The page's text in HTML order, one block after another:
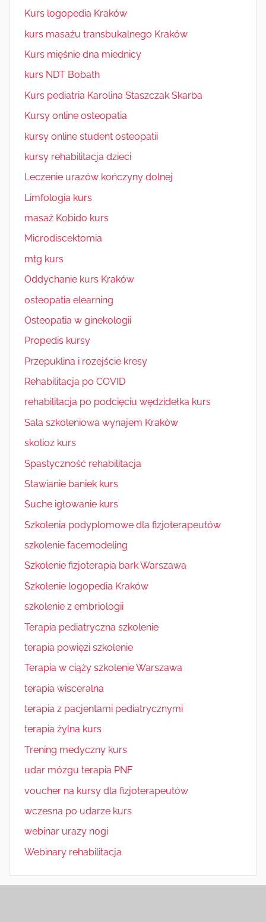
Kurs logopedia Kraków
kurs masażu transbukalnego Kraków
Kurs mięśnie dna miednicy
kurs NDT Bobath
Kurs pediatria Karolina Staszczak Skarba
Kursy online osteopatia
kursy online student osteopatii
kursy rehabilitacja dzieci
Leczenie urazów kończyny dolnej
Limfologia kurs
masaż Kobido kurs
Microdiscektomia
mtg kurs
Oddychanie kurs Kraków
osteopatia elearning
Osteopatia w ginekologii
Propedis kursy
Przepuklina i rozejście kresy
Rehabilitacja po COVID
rehabilitacja po podcięciu wędzidełka kurs
Sala szkoleniowa wynajem Kraków
skolioz kurs
Spastyczność rehabilitacja
Stawianie baniek kurs
Suche igłowanie kurs
Szkolenia podyplomowe dla fizjoterapeutów
szkolenie facemodeling
Szkolenie fizjoterapia bark Warszawa
Szkolenie logopedia Kraków
szkolenie z embriologii
Terapia pediatryczna szkolenie
terapia powięzi szkolenie
Terapia w ciąży szkolenie Warszawa
terapia wisceralna
terapia z pacjentami pediatrycznymi
terapia żylna kurs
Trening medyczny kurs
udar mózgu terapia PNF
voucher na kursy dla fizjoterapeutów
wczesna po udarze kurs
webinar urazy nogi
Webinary rehabilitacja